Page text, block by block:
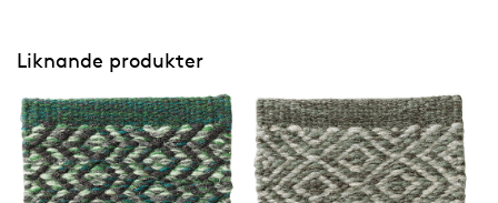
Liknande produkter